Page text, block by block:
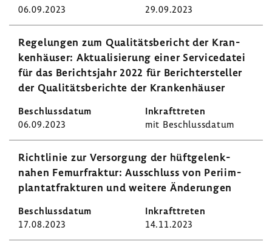
06.09.2023 29.09.2023
Rege­lungen zum Quali­täts­be­richt der Kran­
ken­häuser: Aktua­li­sie­rung einer Servi­ce­datei
für das Berichts­jahr 2022 für Berich­t­er­steller
der Quali­täts­be­richte der Kran­ken­häuser
06.09.2023 mit Beschluss­datum
Richt­linie zur Versor­gung der hüft­ge­lenk­
nahen Femur­fraktur: Ausschluss von Peri­im­
plan­tat­frak­turen und weitere Ände­rungen
17.08.2023 14.11.2023